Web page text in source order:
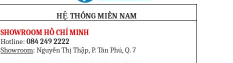
HỆ THỐNG MIỀN NAM
SHOWROOM HỒ CHÍ MINH
Hotline:084 249 2222
Showroom: Nguyễn Thị Thập, P. Tân Phú, Q. 7